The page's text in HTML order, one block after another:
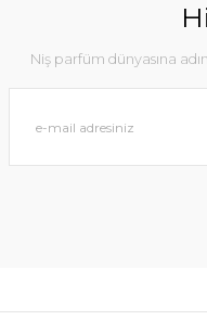
Niş parfüm dünyasına